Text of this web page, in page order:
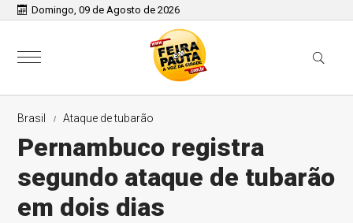
Domingo, 09 de Agosto de 2026
Brasil Ataque de tubarão
Pernambuco registra
segundo ataque de tubarão
em dois dias